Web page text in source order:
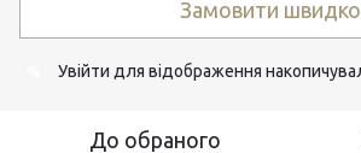
Замовити швидко
Увійти для відображення
До обраного